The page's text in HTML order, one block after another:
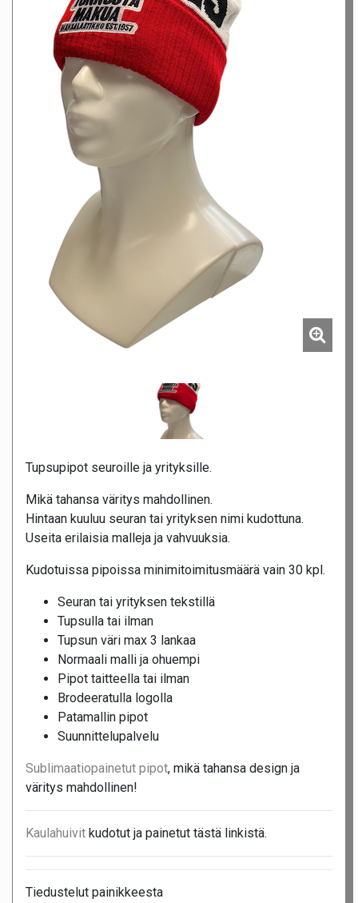
Tupsupipot seuroille ja yrityksille.
Mikä tahansa väritys mahdollinen.
Hintaan kuuluu seuran tai yrityksen nimi kudottuna.
Useita erilaisia malleja ja vahvuuksia.
Kudotuissa pipoissa minimitoimitusmäärä vain 30 kpl.
Seuran tai yrityksen tekstillä
Tupsulla tai ilman
Tupsun väri max 3 lankaa
Normaali malli ja ohuempi
Pipot taitteella tai ilman
Brodeeratulla logolla
Patamallin pipot
Suunnittelupalvelu
Sublimaatiopainetut pipot, mikä tahansa design ja
väritys mahdollinen!
Kaulahuivit kudotut ja painetut tästä linkistä.
Tiedustelut painikkeesta